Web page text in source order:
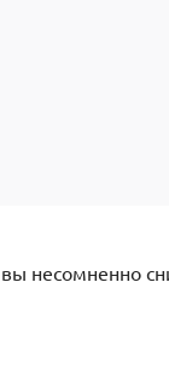
несомненно